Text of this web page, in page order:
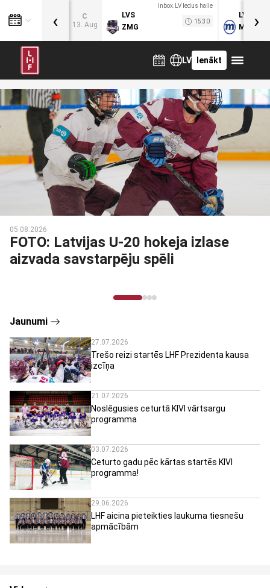
C
13. Aug
Inbox.LV ledus halle
LVS
ZMG
15:30
LVB
MOG
‹ ›
LV Ienākt
05.08.2026
FOTO: Latvijas U-20 hokeja izlase
aizvada savstarpēju spēli
Jaunumi
27.07.2026
Trešo reizi startēs LHF Prezidenta kausa
izcīņa
21.07.2026
Noslēgusies ceturtā KIVI vārtsargu
programma
03.07.2026
Ceturto gadu pēc kārtas startēs KIVI
programma!
29.06.2026
LHF aicina pieteikties laukuma tiesnešu
apmācībām